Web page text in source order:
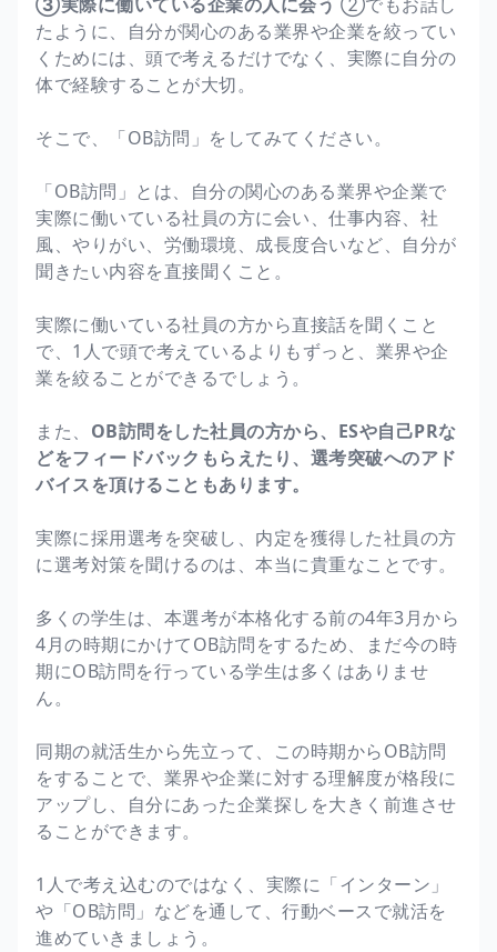
③実際に働いている企業の人に会う ②でもお話し
たように、自分が関心のある業界や企業を絞ってい
くためには、頭で考えるだけでなく、実際に自分の
体で経験することが大切。
そこで、「OB訪問」をしてみてください。
「OB訪問」とは、自分の関心のある業界や企業で
実際に働いている社員の方に会い、仕事内容、社
風、やりがい、労働環境、成長度合いなど、自分が
聞きたい内容を直接聞くこと。
実際に働いている社員の方から直接話を聞くこと
で、1人で頭で考えているよりもずっと、業界や企
業を絞ることができるでしょう。
また、 OB訪問をした社員の方から、ESや自己PRな
どをフィードバックもらえたり、選考突破へのアド
バイスを頂けることもあります。
実際に採用選考を突破し、内定を獲得した社員の方
に選考対策を聞けるのは、本当に貴重なことです。
多くの学生は、本選考が本格化する前の4年3月から
4月の時期にかけてOB訪問をするため、まだ今の時
期にOB訪問を行っている学生は多くはありませ
ん。
同期の就活生から先立って、この時期からOB訪問
をすることで、業界や企業に対する理解度が格段に
アップし、自分にあった企業探しを大きく前進させ
ることができます。
1人で考え込むのではなく、実際に「インターン」
や「OB訪問」などを通して、行動ベースで就活を
進めていきましょう。